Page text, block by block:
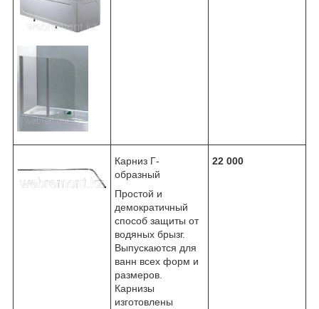
Карниз Г-
образный
Простой и
демократичный
способ защиты от
водяных брызг.
Выпускаются для
ванн всех форм и
размеров.
Карнизы
изготовлены
22 000